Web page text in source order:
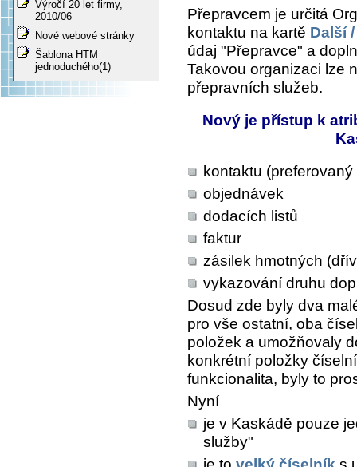
Výročí 20 let firmy,
2010/06
Nové webové stránky
Šablona HTM
jednoduchého(1)
Přepravcem je určitá
kontaktu na kartě Další
údaj "Přepravce" a
Takovou organizaci lze
přepravních služeb.
Nový je přístup k
kontaktu
objednávek
dodacích listů
faktur
zásilek hmotných
vykazování druhu
Dosud zde byly dva
pro vše ostatní, oba
položek a umožňovaly
konkrétní položky
funkcionalita, byly to
Nyní
je v Kaskádě pouze
služby"